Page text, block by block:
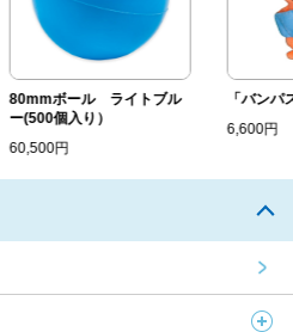
80mmボール ライトブル
ー(500個入り）
60,500円
「バンパス
6,600円